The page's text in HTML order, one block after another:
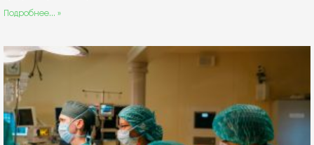
Подробнее... »